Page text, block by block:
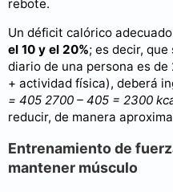
rebote.
Un déficit calórico
el 10 y el 20%; es decir,
diario de una persona es
+ actividad física), deberá
= 405 2700 – 405 = 2300
reducir, de manera
Entrenamiento de
mantener músculo